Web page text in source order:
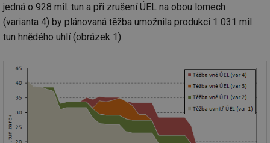
jedná o 928 mil. tun a při zrušení ÚEL na obou lomech
(varianta 4) by plánovaná těžba umožnila produkci 1 031 mil.
tun hnědého uhlí (obrázek 1).